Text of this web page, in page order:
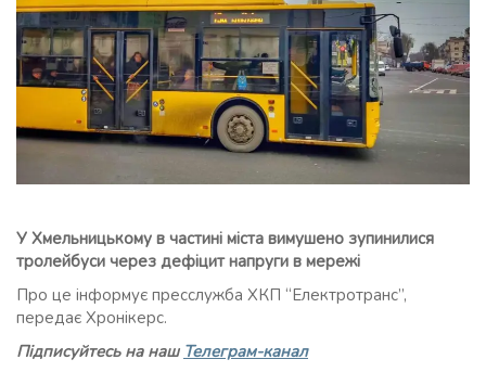
У Хмельницькому в частині міста вимушено зупинилися
тролейбуси через дефіцит напруги в мережі
Про це інформує пресслужба ХКП “Електротранс”,
передає Хронікерс.
Підписуйтесь на наш Телеграм-канал